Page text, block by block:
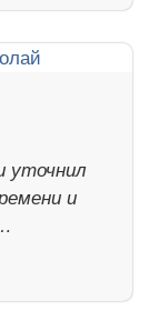
уточнил
и